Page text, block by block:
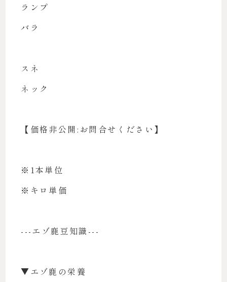
ランプ
バラ
スネ
ネック
【価格非公開:お問合せください】
※1本単位
※キロ単価
---エゾ鹿豆知識---
▼エゾ鹿の栄養